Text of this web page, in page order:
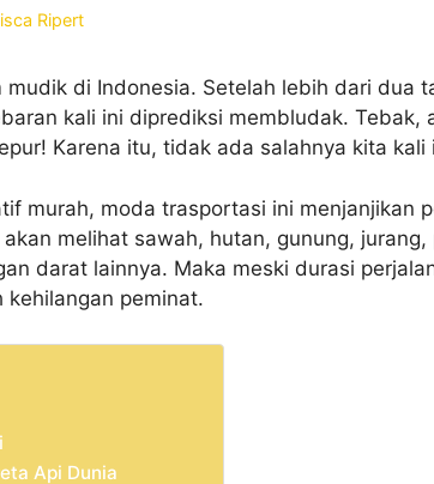
Ripert
mudik di Indonesia. Setelah lebih dari dua
kali ini diprediksi membludak. Tebak,
Karena itu, tidak ada salahnya kita
murah, moda trasportasi ini menjanjikan
melihat sawah, hutan, gunung,
darat lainnya. Maka meski durasi
kehilangan peminat.
Api Dunia